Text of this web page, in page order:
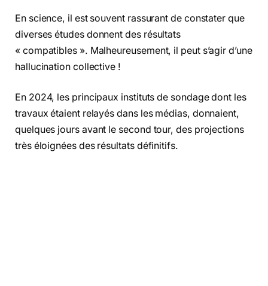
En science, il est souvent rassurant de constater que
diverses études donnent des résultats
« compatibles ». Malheureusement, il peut s’agir d’une
hallucination collective !
En 2024, les principaux instituts de sondage dont les
travaux étaient relayés dans les médias, donnaient,
quelques jours avant le second tour, des projections
très éloignées des résultats définitifs.